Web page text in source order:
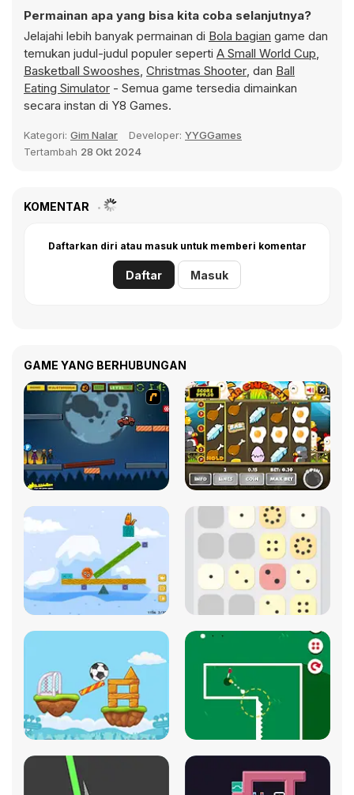
Permainan apa yang bisa kita coba selanjutnya?
Jelajahi lebih banyak permainan di Bola bagian game dan
temukan judul-judul populer seperti A Small World Cup,
Basketball Swooshes, Christmas Shooter, dan Ball
Eating Simulator - Semua game tersedia dimainkan
secara instan di Y8 Games.
Kategori: Gim Nalar Developer: YYGGames
Tertambah 28 Okt 2024
KOMENTAR
Daftarkan diri atau masuk untuk memberi komentar
Daftar Masuk
GAME YANG BERHUBUNGAN